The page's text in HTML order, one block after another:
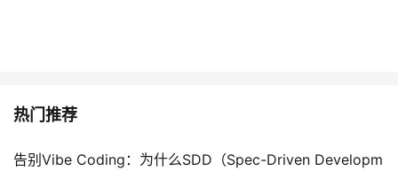
热门推荐
告别Vibe Coding：为什么SDD（Spec-Driven Developm